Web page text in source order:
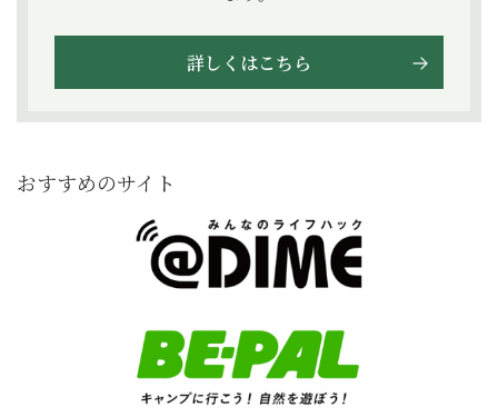
詳しくはこちら
おすすめのサイト